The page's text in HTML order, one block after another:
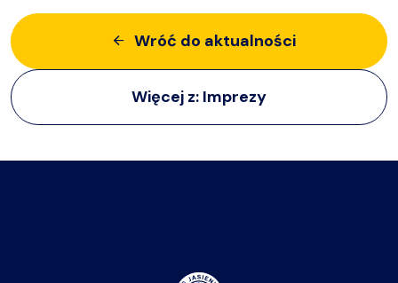
Wróć do aktualności
Więcej z: Imprezy